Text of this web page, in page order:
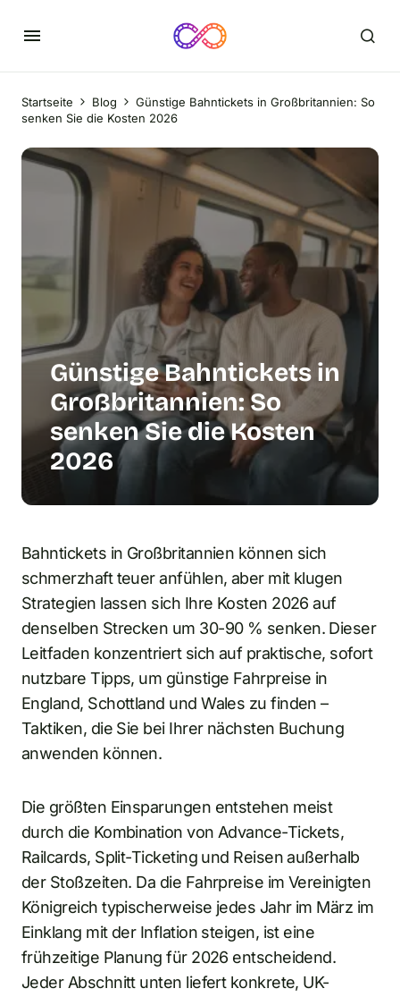
Startseite Blog
Günstige Bahntickets in Großbritannien: So
senken Sie die Kosten 2026
Günstige Bahntickets in
Großbritannien: So
senken Sie die Kosten
2026
Bahntickets in Großbritannien können sich
schmerzhaft teuer anfühlen, aber mit klugen
Strategien lassen sich Ihre Kosten 2026 auf
denselben Strecken um 30-90 % senken. Dieser
Leitfaden konzentriert sich auf praktische, sofort
nutzbare Tipps, um günstige Fahrpreise in
England, Schottland und Wales zu finden –
Taktiken, die Sie bei Ihrer nächsten Buchung
anwenden können.
Die größten Einsparungen entstehen meist
durch die Kombination von Advance-Tickets,
Railcards, Split-Ticketing und Reisen außerhalb
der Stoßzeiten. Da die Fahrpreise im Vereinigten
Königreich typischerweise jedes Jahr im März im
Einklang mit der Inflation steigen, ist eine
frühzeitige Planung für 2026 entscheidend.
Jeder Abschnitt unten liefert konkrete, UK-